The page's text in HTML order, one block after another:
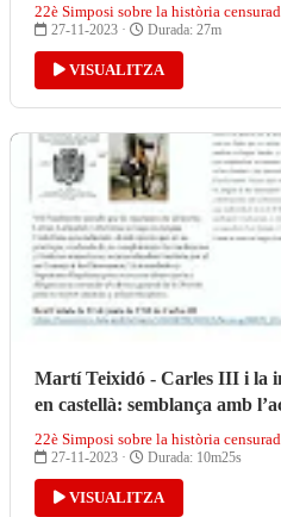
22è Simposi sobre la història
27-11-2023 · Durada: 27m
VISUALITZA
Martí Teixidó - Carles III i la
en castellà: semblança amb
22è Simposi sobre la història
27-11-2023 · Durada: 10m25s
VISUALITZA